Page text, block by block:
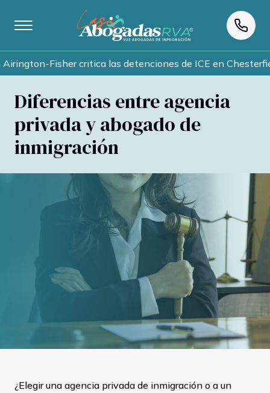
Fisher critica las detenciones de ICE en Chesterfield
Diferencias entre agencia
privada y abogado de
inmigración
¿Elegir una agencia privada de inmigración o a un